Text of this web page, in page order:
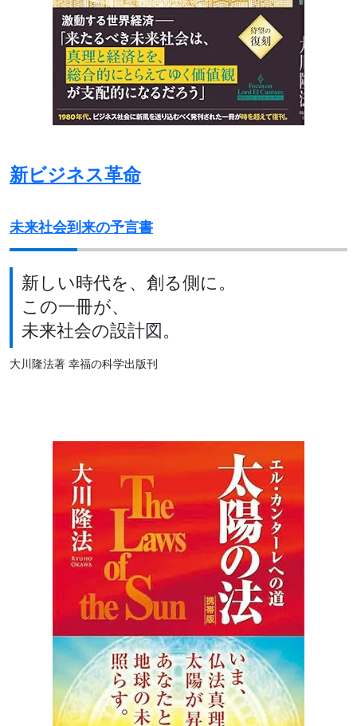
新ビジネス革命
未来社会到来の予言書
新しい時代を、創る側に。
この一冊が、
未来社会の設計図。
大川隆法著 幸福の科学出版刊